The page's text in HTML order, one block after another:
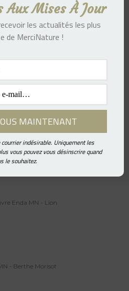
Aux Mises À Jour
les actualités les plus
de MerciNature !
indésirable. Uniquement les
vous pouvez vous désinscrire quand
le souhaitez.